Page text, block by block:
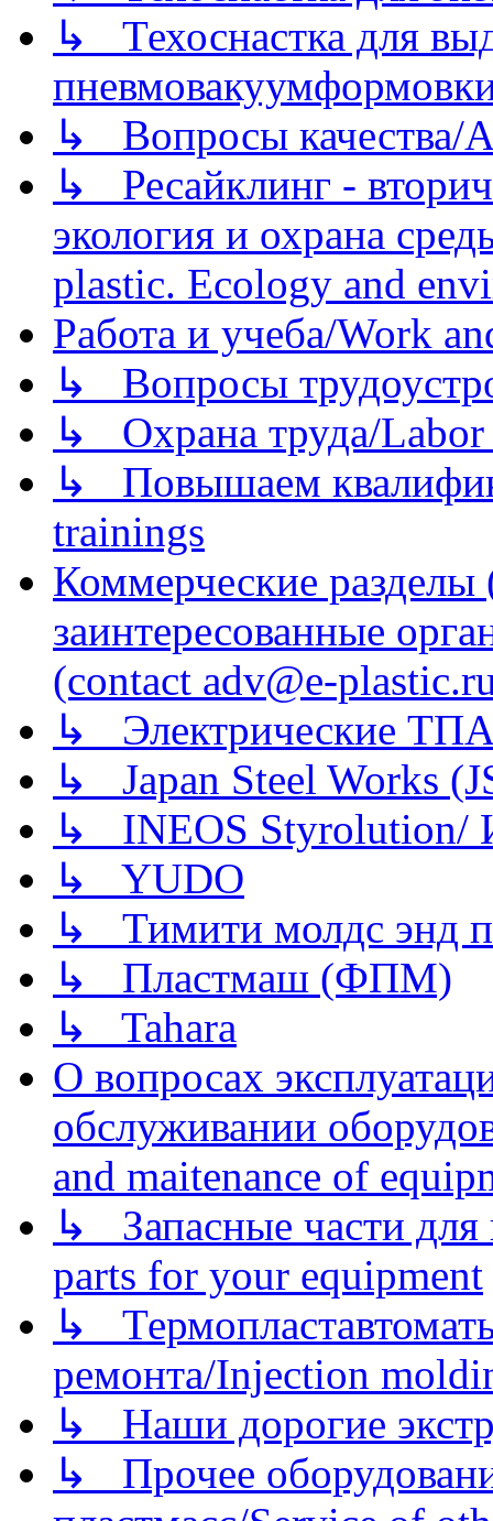
↳ Техоснастка для
↳ Вопросы качества/
↳ Ресайклинг -
экология и охрана
plastic. Ecology and
Работа и учеба/Work
↳ Вопросы
↳ Охрана труда/Labor
↳ Повышаем
trainings
Коммерческие
заинтересованные
(contact adv@e-
↳ Электрические
↳ Japan Steel Works
↳ INEOS
↳ YUDO
↳ Тимити молдс энд
↳ Пластмаш (ФПМ)
↳ Tahara
О вопросах
обслуживании
and maitenance of
↳ Запасные части для
parts for your equipment
↳
ремонта/Injection
↳ Наши дорогие
↳ Прочее